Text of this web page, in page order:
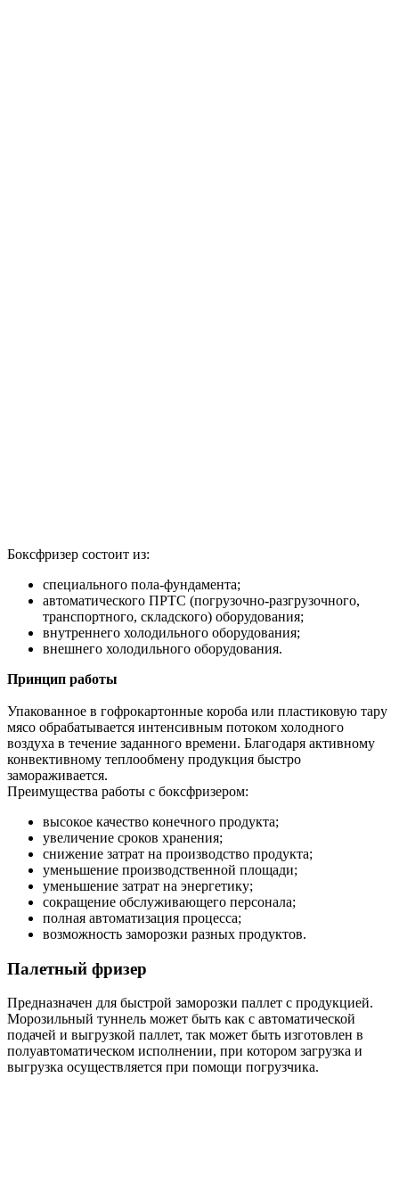
Боксфризер состоит из:
специального пола-фундамента;
автоматического ПРТС (погрузочно-разгрузочного,
транспортного, складского) оборудования;
внутреннего холодильного оборудования;
внешнего холодильного оборудования.
Принцип работы
Упакованное в гофрокартонные короба или пластиковую тару
мясо обрабатывается интенсивным потоком холодного
воздуха в течение заданного времени. Благодаря активному
конвективному теплообмену продукция быстро
замораживается.
Преимущества работы с боксфризером:
высокое качество конечного продукта;
увеличение сроков хранения;
снижение затрат на производство продукта;
уменьшение производственной площади;
уменьшение затрат на энергетику;
сокращение обслуживающего персонала;
полная автоматизация процесса;
возможность заморозки разных продуктов.
Палетный фризер
Предназначен для быстрой заморозки паллет с продукцией.
Морозильный туннель может быть как с автоматической
подачей и выгрузкой паллет, так может быть изготовлен в
полуавтоматическом исполнении, при котором загрузка и
выгрузка осуществляется при помощи погрузчика.